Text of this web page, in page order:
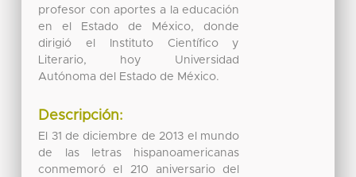
profesor con aportes a la educación
en el Estado de México, donde
dirigió el Instituto Científico y
Literario, hoy Universidad
Autónoma del Estado de México.
Descripción:
El 31 de diciembre de 2013 el mundo
de las letras hispanoamericanas
conmemoró el 210 aniversario del